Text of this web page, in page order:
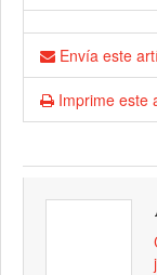
Envía este
Imprime este